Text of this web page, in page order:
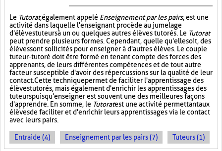
Le Tutorat, également appelé Enseignement par les pairs, est une
activité dans laquelle l'enseignant procède au jumelage
d'élèves tuteurs à un ou quelques autres élèves tutorés. Le Tutorat
peut prendre plusieurs formes. Cependant, quelle qu'elle soit, des
élèves sont sollicités pour enseigner à d'autres élèves. Le couple
tuteur-tutoré doit être formé en tenant compte des forces des
apprenants, de leurs différentes compétences et de tout autre
facteur susceptible d'avoir des répercussions sur la qualité de leur
contact. Cette technique permet de faciliter l'apprentissage des
élèves tutorés, mais également d'enrichir les apprentissages des
tuteurs puisqu'enseigner est souvent une des meilleures façons
d'apprendre. En somme, le Tutoratest une activité permettant aux
élèves de faciliter et d'enrichir leurs apprentissages via le contact
avec leurs pairs.
Entraide (4) Enseignement par les pairs (7) Tuteurs (1)